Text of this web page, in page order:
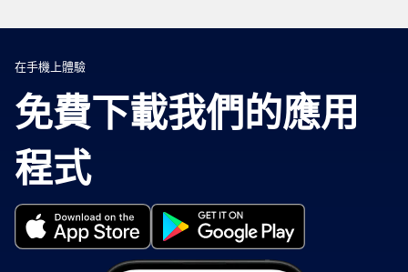
在手機上體驗
免費下載我們的應用
程式